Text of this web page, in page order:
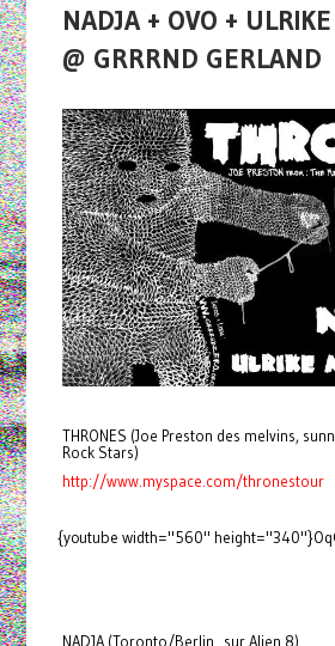
NADJA + OVO +
@ GRRRND GERLAND
THRONES (Joe Preston des melvins,
Rock Stars)
http://www.myspace.com/thronestour
{youtube width="560"
NADJA (Toronto/Berlin sur Alien 8)